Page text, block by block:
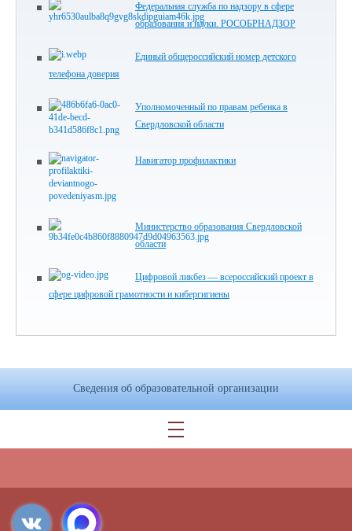
Федеральная служба по надзору в сфере
образования и науки. РОСОБРНАДЗОР
Единый общероссийский номер детского
телефона доверия
Уполномоченный по правам ребенка в
Свердловской области
Навигатор профилактики
Министерство образования Свердловской
области
Цифровой ликбез — всероссийский проект в
сфере цифровой грамотности и кибергигиены
Сведения об образовательной организации